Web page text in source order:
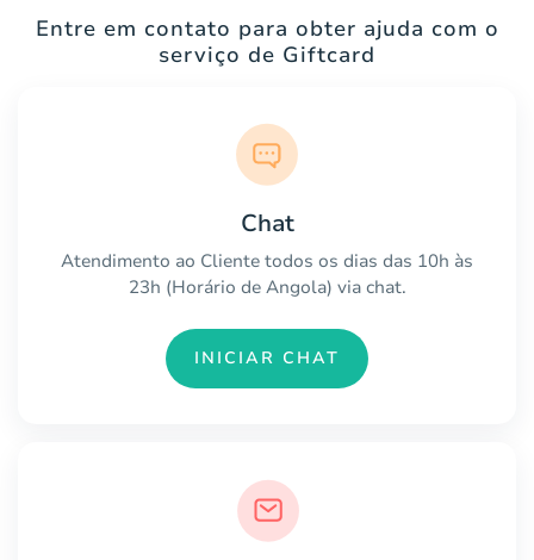
Entre em contato para obter ajuda com o
serviço de Giftcard
Chat
Atendimento ao Cliente todos os dias das 10h às
23h (Horário de Angola) via chat.
INICIAR CHAT